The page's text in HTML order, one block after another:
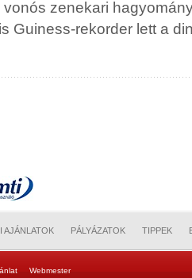
zenekari
Guiness-rekorder lett a
AJÁNLATOK PÁLYÁZATOK TIPPEK
Webmester